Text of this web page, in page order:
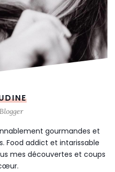
gourmandes et
Food addict et intarissable
mes découvertes et coups